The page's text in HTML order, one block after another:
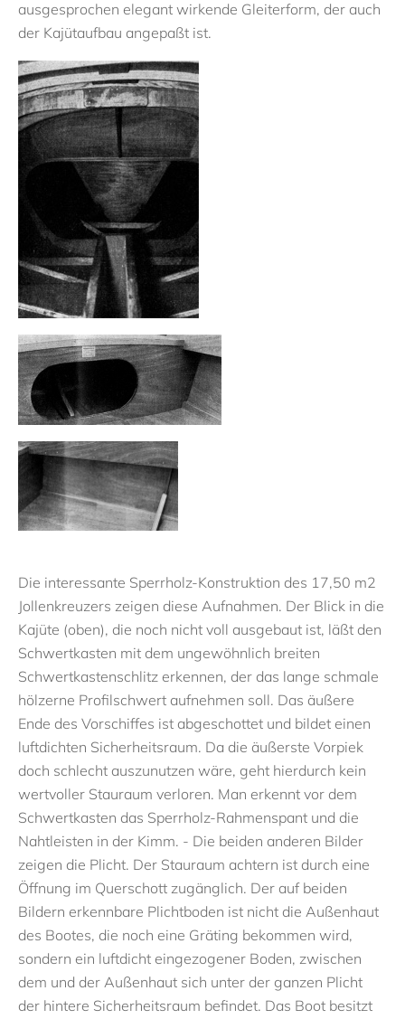
ausgesprochen elegant wirkende Gleiterform, der auch
der Kajütaufbau angepaßt ist.
Die interessante Sperrholz-Konstruktion des 17,50 m2
Jollenkreuzers zeigen diese Aufnahmen. Der Blick in die
Kajüte (oben), die noch nicht voll ausgebaut ist, läßt den
Schwertkasten mit dem ungewöhnlich breiten
Schwertkastenschlitz erkennen, der das lange schmale
hölzerne Profilschwert aufnehmen soll. Das äußere
Ende des Vorschiffes ist abgeschottet und bildet einen
luftdichten Sicherheitsraum. Da die äußerste Vorpiek
doch schlecht auszunutzen wäre, geht hierdurch kein
wertvoller Stauraum verloren. Man erkennt vor dem
Schwertkasten das Sperrholz-Rahmenspant und die
Nahtleisten in der Kimm. - Die beiden anderen Bilder
zeigen die Plicht. Der Stauraum achtern ist durch eine
Öffnung im Querschott zugänglich. Der auf beiden
Bildern erkennbare Plichtboden ist nicht die Außenhaut
des Bootes, die noch eine Gräting bekommen wird,
sondern ein luftdicht eingezogener Boden, zwischen
dem und der Außenhaut sich unter der ganzen Plicht
der hintere Sicherheitsraum befindet. Das Boot besitzt